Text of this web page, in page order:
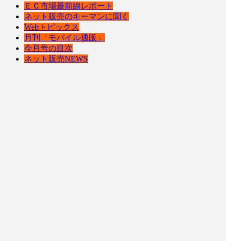
ＥＣ市場最前線レポート
ネット販売のキーマンに聞く
Webトピックス
月刊「モバイル通販」
今月号の目次
ネット販売NEWS